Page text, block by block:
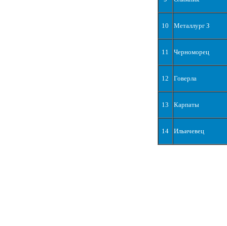
10 Металлург З
11 Черноморец
12 Говерла
13 Карпаты
14 Ильичевец